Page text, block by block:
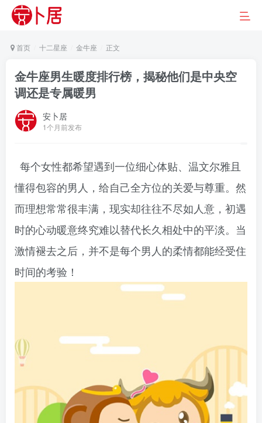
首页 十二星座 金牛座 正文
金牛座男生暖度排行榜，揭秘他们是中央空
调还是专属暖男
安卜居
1个月前发布
每个女性都希望遇到一位细心体贴、温文尔雅且
懂得包容的男人，给自己全方位的关爱与尊重。然
而理想常常很丰满，现实却往往不尽如人意，初遇
时的心动暖意终究难以替代长久相处中的平淡。当
激情褪去之后，并不是每个男人的柔情都能经受住
时间的考验！